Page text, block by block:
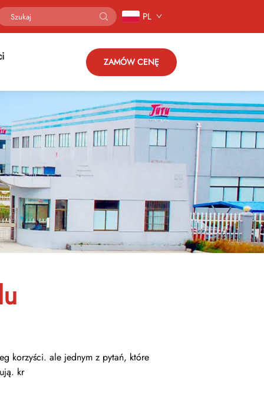
PL
ZAMÓW CENĘ
korzyści. ale jednym z pytań, które
kr